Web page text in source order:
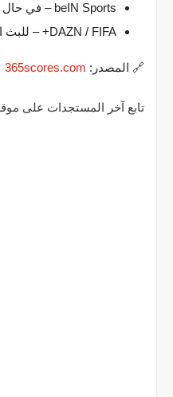
beIN Sports – في حال
DAZN / FIFA+
– للبث
🔗 المصدر: 365scores.com
تابع آخر المستجدات على